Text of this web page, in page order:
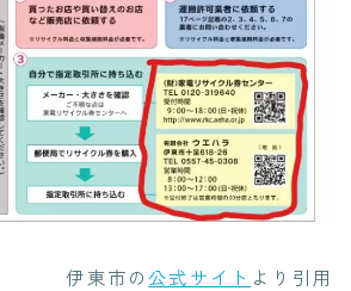
伊東市の公式サイト より引用